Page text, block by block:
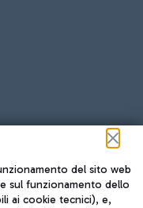
del sito web
sul funzionamento dello
ai cookie tecnici), e,